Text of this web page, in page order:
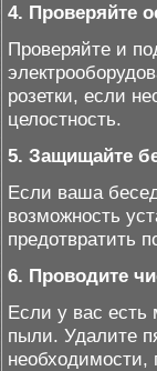
4. Проверяйте
Проверяйте и
розетки, если
целостность.
5. Защищайте
Если ваша
возможность
предотвратить
6. Проводите
Если у вас есть
пыли. Удалите
необходимости,